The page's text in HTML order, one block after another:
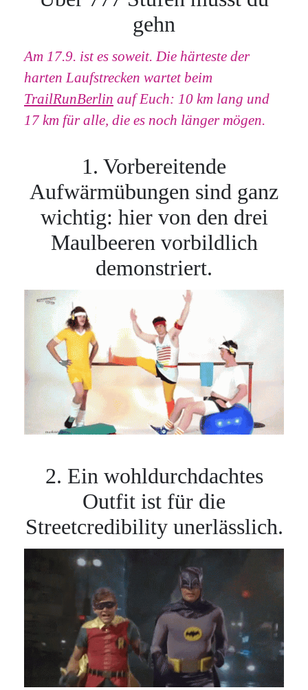
gehn
Am 17.9. ist es soweit. Die härteste der
harten Laufstrecken wartet beim
TrailRunBerlin auf Euch: 10 km lang und
17 km für alle, die es noch länger mögen.
1. Vorbereitende
Aufwärmübungen sind ganz
wichtig: hier von den drei
Maulbeeren vorbildlich
demonstriert.
2. Ein wohldurchdachtes
Outfit ist für die
Streetcredibility unerlässlich.